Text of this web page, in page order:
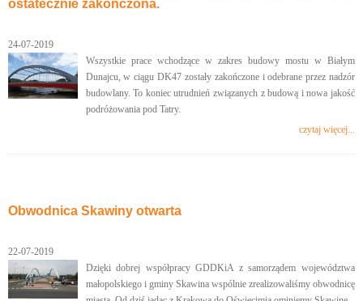
ostatecznie zakończona.
24-07-2019
Wszystkie prace wchodzące w zakres budowy mostu w Białym
Dunajcu, w ciągu DK47 zostały zakończone i odebrane przez nadzór
budowlany. To koniec utrudnień związanych z budową i nowa jakość
podróżowania pod Tatry.
czytaj więcej...
Obwodnica Skawiny otwarta
22-07-2019
Dzięki dobrej współpracy GDDKiA z samorządem województwa
małopolskiego i gminy Skawina wspólnie zrealizowaliśmy obwodnicę